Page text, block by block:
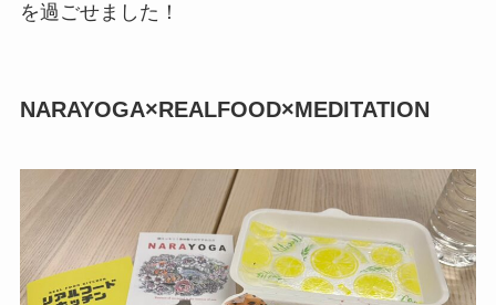
を過ごせました！
NARAYOGA×REALFOOD×MEDITATION